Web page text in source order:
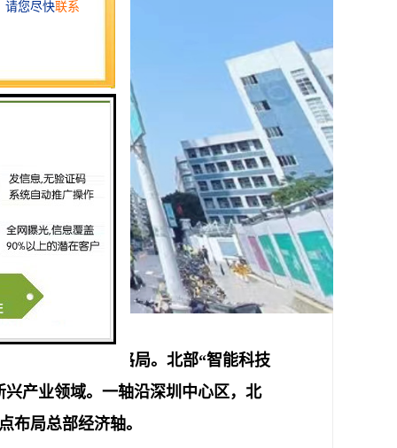
都市工业发展格局。北部“智能科技
产业领域。一轴沿深圳中心区，北
布局总部经济轴。